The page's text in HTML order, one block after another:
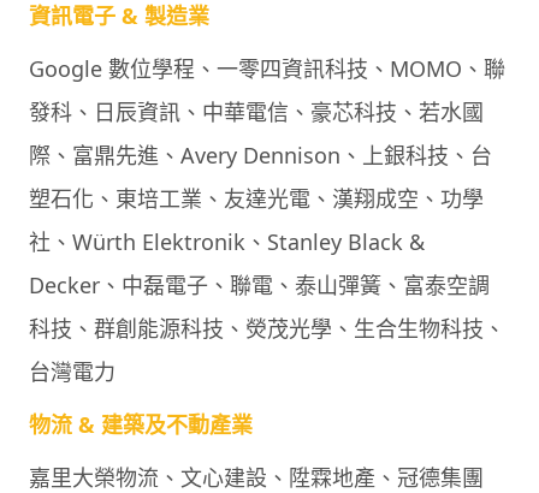
資訊電子 & 製造業
Google 數位學程、一零四資訊科技、MOMO、聯
發科、日辰資訊、中華電信、豪芯科技、若水國
際、富鼎先進、Avery Dennison、上銀科技、台
塑石化、東培工業、友達光電、漢翔成空、功學
社、Würth Elektronik、Stanley Black &
Decker、中磊電子、聯電、泰山彈簧、富泰空調
科技、群創能源科技、熒茂光學、生合生物科技、
台灣電力
物流 & 建築及不動產業
嘉里大榮物流、文心建設、陞霖地產、冠德集團